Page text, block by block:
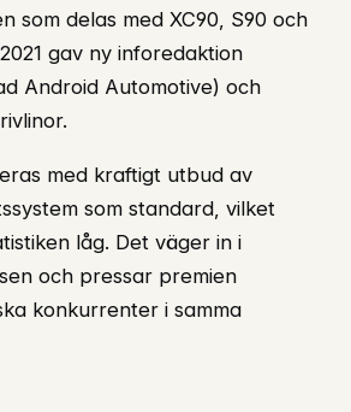
som delas med XC90, S90 och
gav ny inforedaktion
Android Automotive) och
med kraftigt utbud av
som standard, vilket
låg. Det väger in i
och pressar premien
konkurrenter i samma